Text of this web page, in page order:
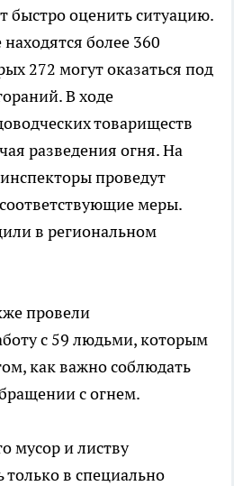
быстро оценить ситуацию.
более 360
272 могут оказаться под
В ходе
товариществ
разведения огня. На
проведут
меры.
в региональном
провели
с 59 людьми, которым
как важно соблюдать
с огнем.
мусор и листву
в специально